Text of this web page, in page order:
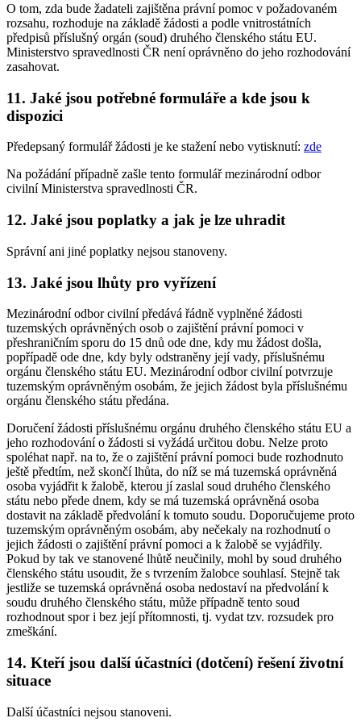
O tom, zda bude žadateli zajištěna právní pomoc v požadovaném
rozsahu, rozhoduje na základě žádosti a podle vnitrostátních
předpisů příslušný orgán (soud) druhého členského státu EU.
Ministerstvo spravedlnosti ČR není oprávněno do jeho rozhodování
zasahovat.
11. Jaké jsou potřebné formuláře a kde jsou k
dispozici
Předepsaný formulář žádosti je ke stažení nebo vytisknutí: zde
Na požádání případně zašle tento formulář mezinárodní odbor
civilní Ministerstva spravedlnosti ČR.
12. Jaké jsou poplatky a jak je lze uhradit
Správní ani jiné poplatky nejsou stanoveny.
13. Jaké jsou lhůty pro vyřízení
Mezinárodní odbor civilní předává řádně vyplněné žádosti
tuzemských oprávněných osob o zajištění právní pomoci v
přeshraničním sporu do 15 dnů ode dne, kdy mu žádost došla,
popřípadě ode dne, kdy byly odstraněny její vady, příslušnému
orgánu členského státu EU. Mezinárodní odbor civilní potvrzuje
tuzemským oprávněným osobám, že jejich žádost byla příslušnému
orgánu členského státu předána.
Doručení žádosti příslušnému orgánu druhého členského státu EU a
jeho rozhodování o žádosti si vyžádá určitou dobu. Nelze proto
spoléhat např. na to, že o zajištění právní pomoci bude rozhodnuto
ještě předtím, než skončí lhůta, do níž se má tuzemská oprávněná
osoba vyjádřit k žalobě, kterou jí zaslal soud druhého členského
státu nebo přede dnem, kdy se má tuzemská oprávněná osoba
dostavit na základě předvolání k tomuto soudu. Doporučujeme proto
tuzemským oprávněným osobám, aby nečekaly na rozhodnutí o
jejich žádosti o zajištění právní pomoci a k žalobě se vyjádřily.
Pokud by tak ve stanovené lhůtě neučinily, mohl by soud druhého
členského státu usoudit, že s tvrzením žalobce souhlasí. Stejně tak
jestliže se tuzemská oprávněná osoba nedostaví na předvolání k
soudu druhého členského státu, může případně tento soud
rozhodnout spor i bez její přítomnosti, tj. vydat tzv. rozsudek pro
zmeškání.
14. Kteří jsou další účastníci (dotčení) řešení životní
situace
Další účastníci nejsou stanoveni.